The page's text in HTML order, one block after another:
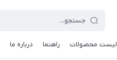
لیست محصولات راهنما درباره ما